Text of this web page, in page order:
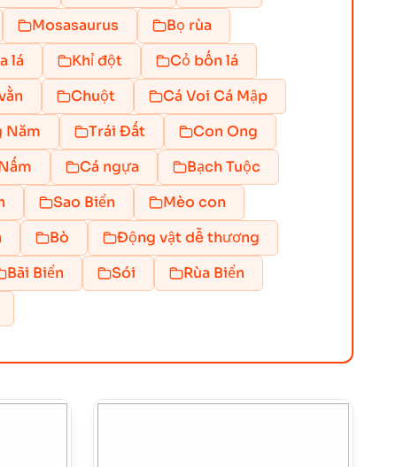
Mosasaurus
Bọ rùa
lá Khỉ đột
Cỏ bốn lá
Chuột
Cá Voi Cá Mập
Năm Trái Đất
Con Ong
Cá ngựa
Bạch Tuộc
Sao Biển
Mèo con
Bò
Động vật dễ thương
Bãi Biển Sói
Rùa Biển